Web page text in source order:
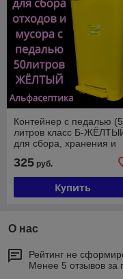
Контейнер с педалью
литров класс Б-
для сбора, хранения и
медицин-х отходов
+20%НДС
325 руб.
Купить
О нас
Рейтинг не
Менее 5 отзывов за